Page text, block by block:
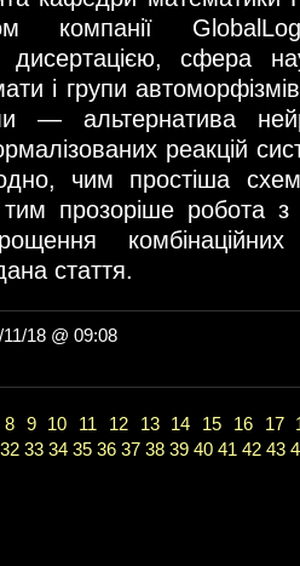
компанії
дисертацією, сфера
і групи
— альтернатива
реакцій
чим простіша
тим прозоріше робота
стаття.
18 @ 09:08
8 9 10 11 12 13 14 15 16 17
32 33 34 35 36 37 38 39 40 41 42 43